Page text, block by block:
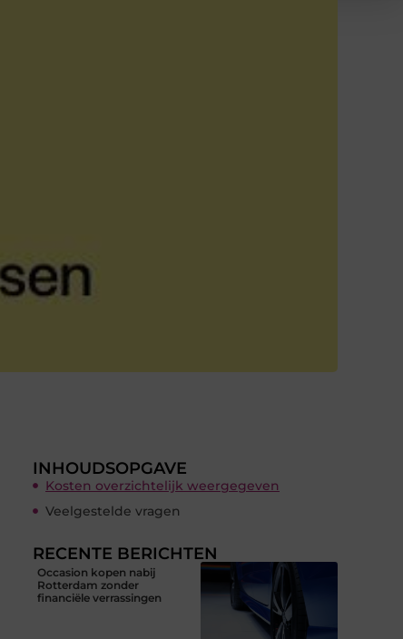
INHOUDSOPGAVE
Kosten overzichtelijk weergegeven
Veelgestelde vragen
RECENTE BERICHTEN
Occasion kopen nabij
Rotterdam zonder
financiële verrassingen